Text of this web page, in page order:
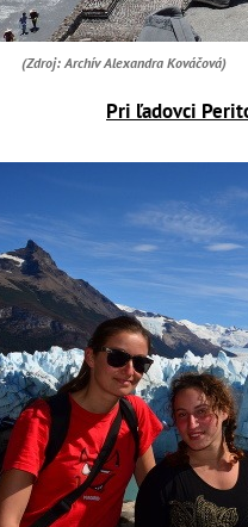
(Zdroj: Archív Alexandra Kováčová)
Pri ľadovci